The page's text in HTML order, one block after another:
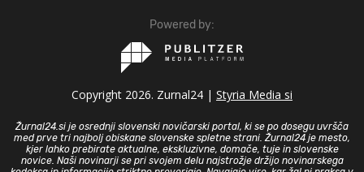
Powered by:
Copyright 2026. Zurnal24 | Styria Media si
Žurnal24.si je osrednji slovenski novičarski portal, ki se po dosegu uvršča
med prve tri najbolj obiskane slovenske spletne strani. Žurnal24 je mesto,
kjer lahko prebirate aktualne, ekskluzivne, domače, tuje in slovenske
novice. Naši novinarji se pri svojem delu najstrožje držijo novinarskega